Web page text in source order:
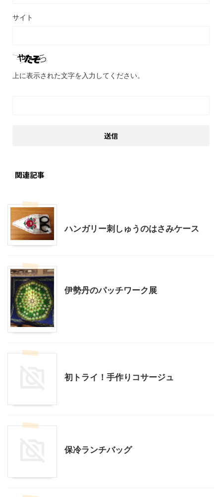
サイト
上に表示された文字を入力してください。
関連記事
ハンガリー刺しゅうのはさみケース
伊勢丹のパッチワーク展
初トライ！手作りコサージュ
保冷ランチバッグ